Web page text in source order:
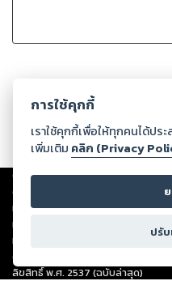
Copyright ©2026Storylog Co.,
ต่อผลงานหรือเนื้อหาใดที่อัปโหลดผ่าน
ทรัพย์สินทางปัญญาของบุคคลอื่นหรือ
ทุกท่านโปรดใช้วิจารณญาณในการกลั่
หนึ่งส่วนใดขัดต่อกฎหมายและศีลธรร
ดำเนินการในทันที ทั้งนี้ ทางสตอรี่ล็
ลิขสิทธิ์ พ.ศ. 2537 (ฉบับล่าสุด)
การใช้คุกกี้
เราใช้คุกกี้เพื่อให้ทุกคนได้ป
เพิ่มเติม คลิก (Privacy
ปรั